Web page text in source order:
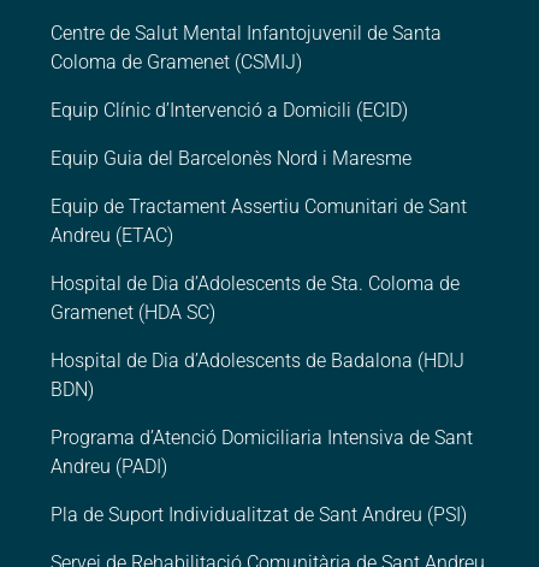
Centre de Salut Mental Infantojuvenil de Santa
Coloma de Gramenet (CSMIJ)
Equip Clínic d’Intervenció a Domicili (ECID)
Equip Guia del Barcelonès Nord i Maresme
Equip de Tractament Assertiu Comunitari de Sant
Andreu (ETAC)
Hospital de Dia d’Adolescents de Sta. Coloma de
Gramenet (HDA SC)
Hospital de Dia d’Adolescents de Badalona (HDIJ
BDN)
Programa d’Atenció Domiciliaria Intensiva de Sant
Andreu (PADI)
Pla de Suport Individualitzat de Sant Andreu (PSI)